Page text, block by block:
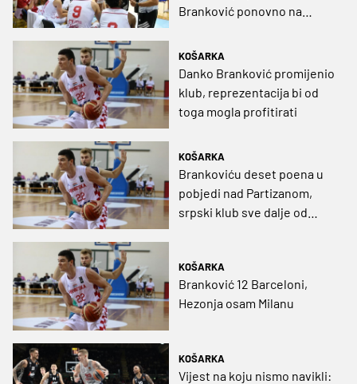
Branković ponovno na
centar?
KOŠARKA
Danko Branković promijenio
klub, reprezentacija bi od
toga mogla profitirati
KOŠARKA
Brankoviću deset poena u
pobjedi nad Partizanom,
srpski klub sve dalje od
KOŠARKA
Branković 12 Barceloni,
Hezonja osam Milanu
KOŠARKA
Vijest na koju nismo navikli: